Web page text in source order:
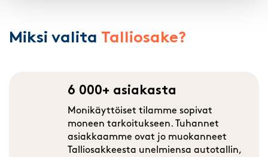
Miksi valita Talliosake?
6 000+ asiakasta
Monikäyttöiset tilamme sopivat
moneen tarkoitukseen. Tuhannet
asiakkaamme ovat jo muokanneet
Talliosakkeesta unelmiensa autotallin,